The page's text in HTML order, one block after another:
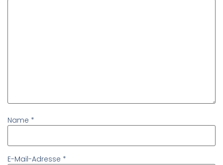
Name *
E-Mail-Adresse *